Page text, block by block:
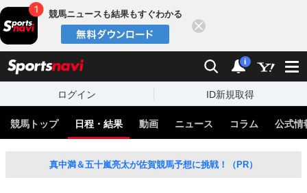
競馬ニュースも結果もすぐわかる
検索 通知
i
ログイン ID新規取得
競馬トップ 日程・結果 動画 ニュース コラム 公式情
真中満＆五十嵐亮太が佐賀競馬予想に挑戦！（PR）